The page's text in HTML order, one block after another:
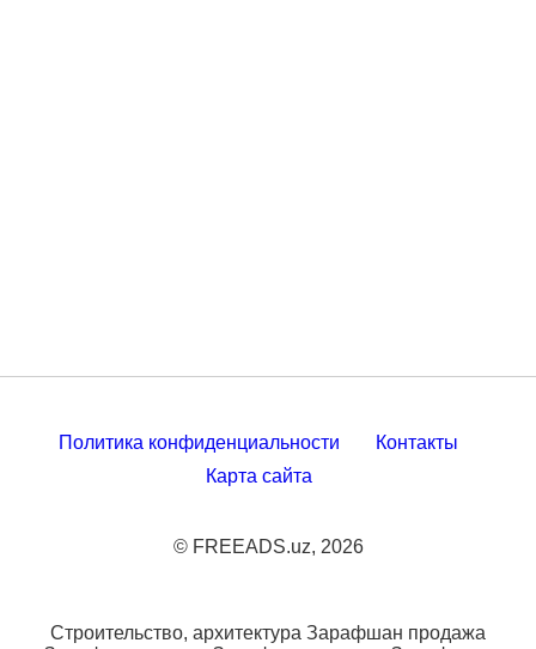
Политика конфиденциальности
Контакты
Карта сайта
© FREEADS.uz, 2026
Строительство, архитектура Зарафшан продажа